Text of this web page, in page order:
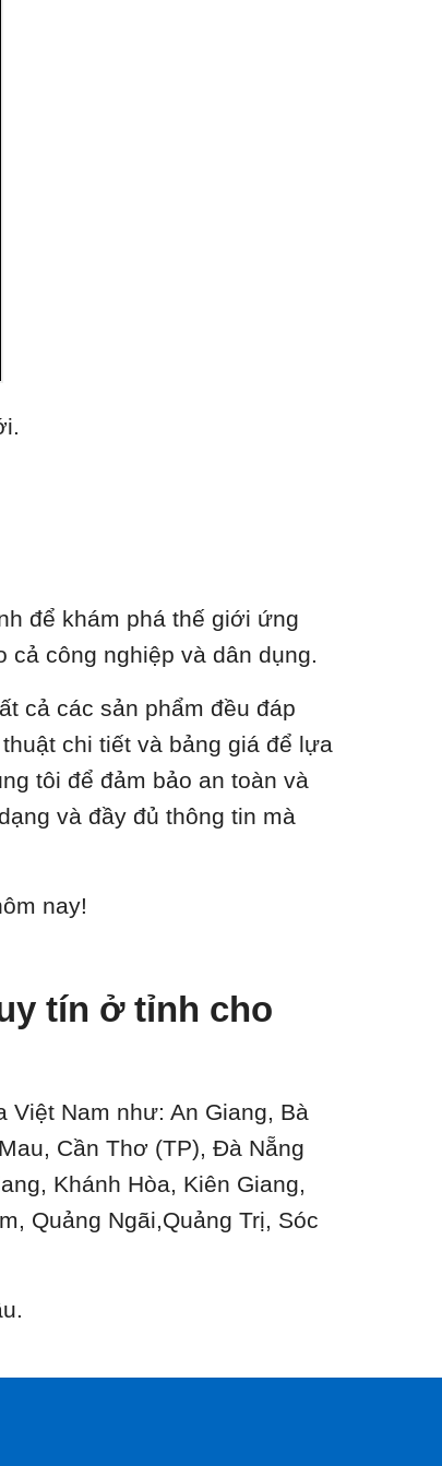
để khám phá thế giới ứng
cả công nghiệp và dân dụng.
cả các sản phẩm đều đáp
chi tiết và bảng giá để lựa
tôi để đảm bảo an toàn và
và đầy đủ thông tin mà
nay!
tín ở tỉnh cho
Việt Nam như: An Giang, Bà
Cần Thơ (TP), Đà Nẵng
Khánh Hòa, Kiên Giang,
Quảng Ngãi,Quảng Trị, Sóc